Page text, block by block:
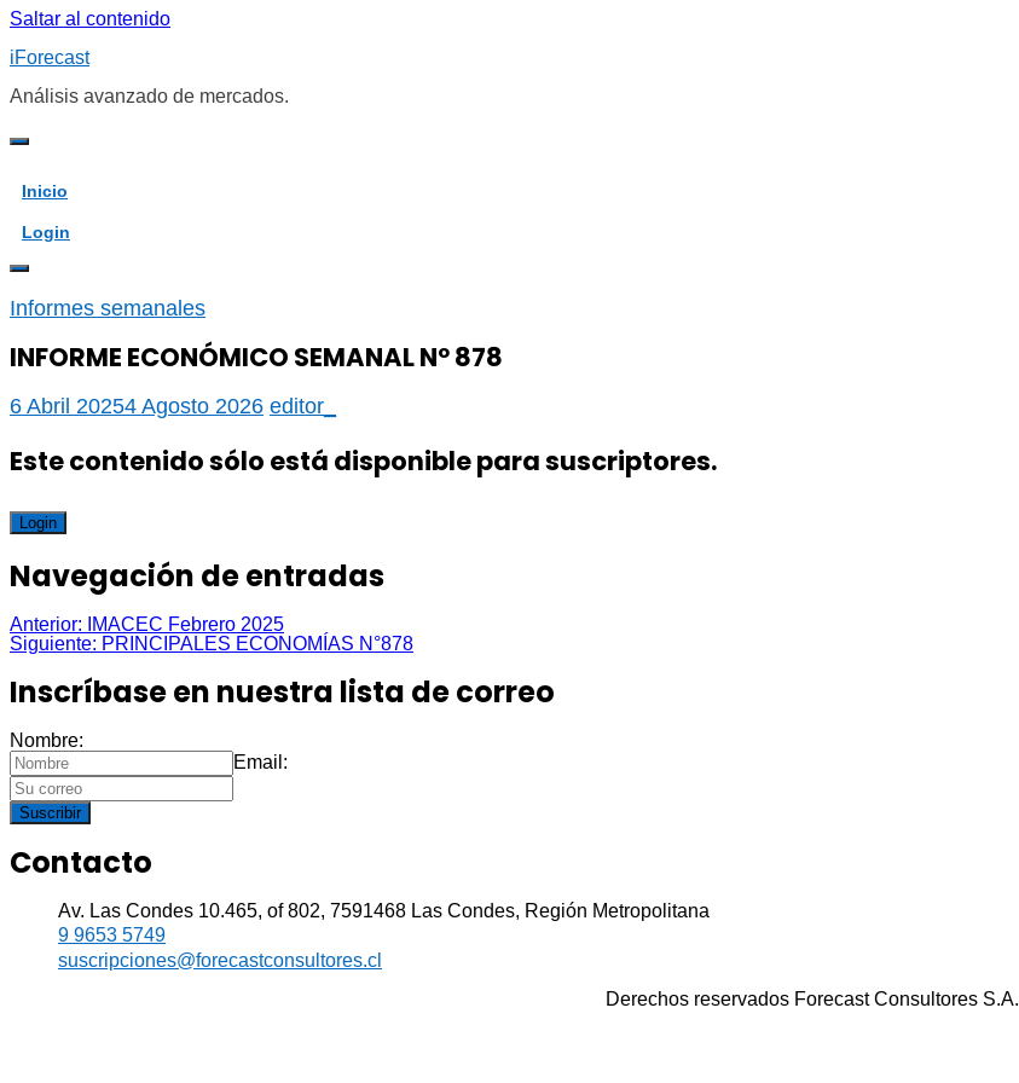
Saltar al contenido
iForecast
Análisis avanzado de mercados.
Inicio
Login
Informes semanales
INFORME ECONÓMICO SEMANAL Nº 878
6 Abril 20254 Agosto 2026 editor_
Este contenido sólo está disponible para suscriptores.
Login
Navegación de entradas
Anterior:
IMACEC Febrero 2025
Siguiente: PRINCIPALES ECONOMÍAS N°878
Inscríbase en nuestra lista de correo
Nombre:
Email:
Suscribir
Contacto
Av. Las Condes 10.465, of 802, 7591468 Las Condes, Región Metropolitana
9 9653 5749
suscripciones@forecastconsultores.cl
Derechos reservados Forecast Consultores S.A.